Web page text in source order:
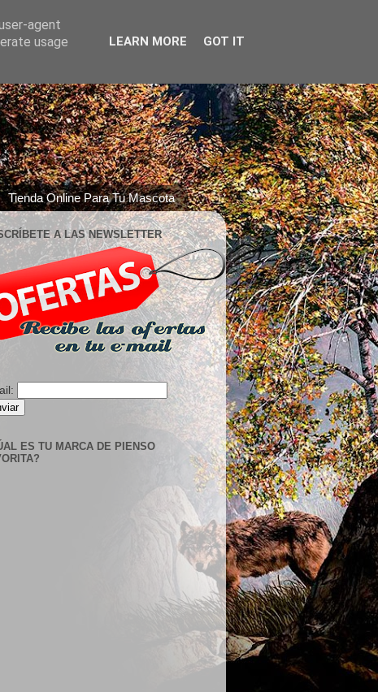
Tienda Online Para Tu Mascota
A LAS NEWSLETTER
ES TU MARCA DE PIENSO
agent
usage
LEARN MORE GOT IT